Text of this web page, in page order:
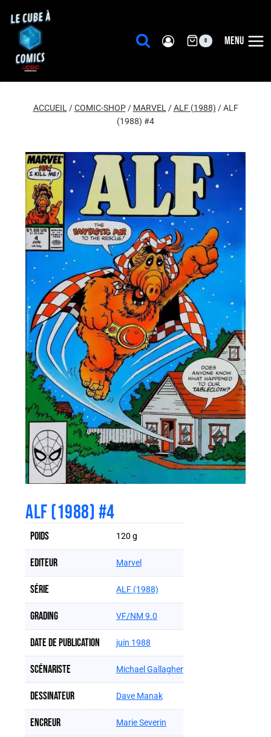
contenu
0 MENU
ACCUEIL / COMIC-SHOP / MARVEL / ALF (1988) / ALF
(1988) #4
ALF (1988) #4
Poids 120 g
Editeur Marvel
Série ALF (1988)
Grading VF/NM 9.0
Date de publication juin 1988
Scénariste Michael Gallagher
Dessinateur Dave Manak
Encreur Marie Severin